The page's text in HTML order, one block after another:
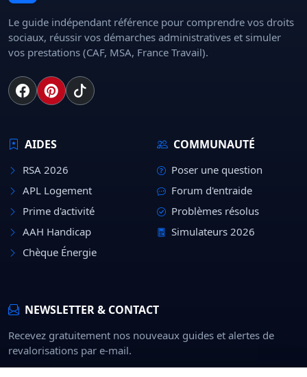
Le guide indépendant référence pour comprendre vos droits
sociaux, réussir vos démarches administratives et simuler
vos prestations (CAF, MSA, France Travail).
AIDES
RSA 2026
APL Logement
Prime d'activité
AAH Handicap
Chèque Énergie
COMMUNAUTÉ
Poser une question
Forum d'entraide
Problèmes résolus
Simulateurs 2026
NEWSLETTER & CONTACT
Recevez gratuitement nos nouveaux guides et alertes de
revalorisations par e-mail.